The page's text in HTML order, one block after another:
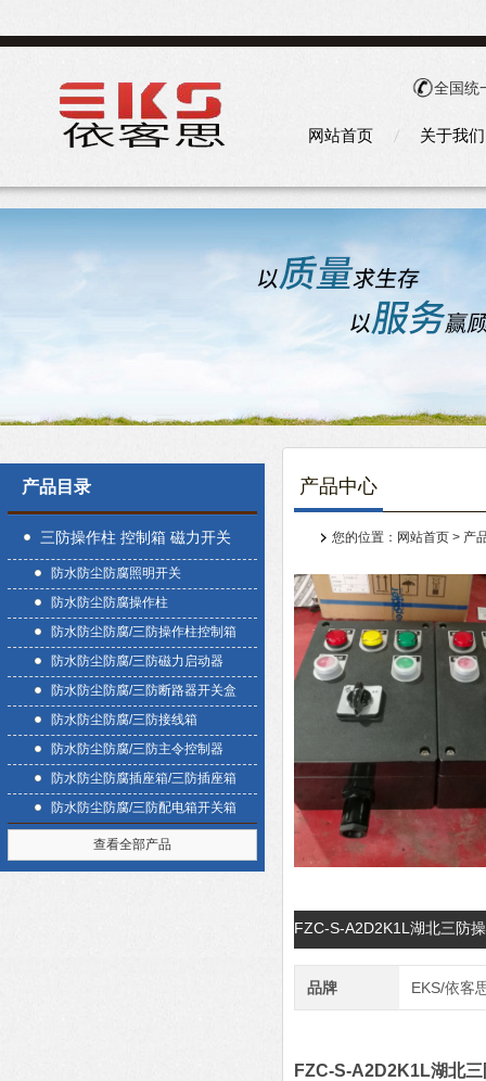
全国统
网站首页 关于我们
产品目录
三防操作柱 控制箱 磁力开关
盒防水防尘防腐照明开关
防水防尘防腐操作柱
防水防尘防腐/三防操作柱控制箱
防水防尘防腐/三防磁力启动器
防水防尘防腐/三防断路器开关盒
防水防尘防腐/三防接线箱
防水防尘防腐/三防主令控制器
防水防尘防腐插座箱/三防插座箱
防水防尘防腐/三防配电箱开关箱
查看全部产品
产品中心
您的位置： 网站首页 > 产
FZC-S-A2D2K1L湖北三防
品牌 EKS/依客
FZC-S-A2D2K1L湖北